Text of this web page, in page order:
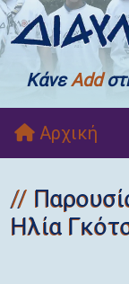
ΚάνεAdd
Αρχική
Ηλία